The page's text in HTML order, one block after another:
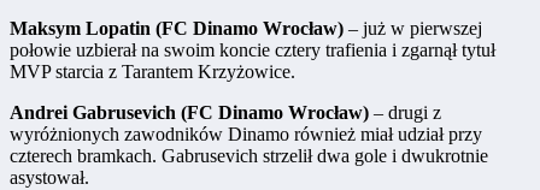
Maksym Lopatin (FC Dinamo Wrocław) – już w pierwszej
połowie uzbierał na swoim koncie cztery trafienia i zgarnął tytuł
MVP starcia z Tarantem Krzyżowice.
Andrei Gabrusevich (FC Dinamo Wrocław) – drugi z
wyróżnionych zawodników Dinamo również miał udział przy
czterech bramkach. Gabrusevich strzelił dwa gole i dwukrotnie
asystował.